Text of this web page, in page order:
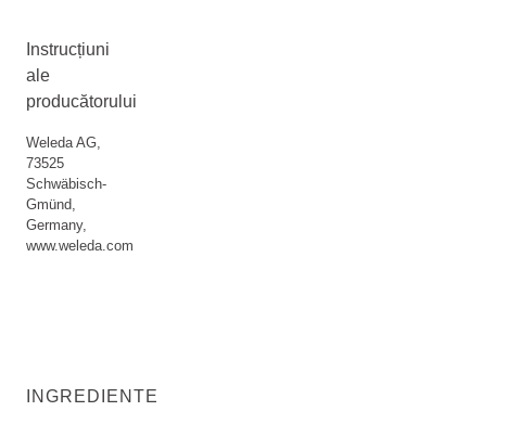
Instrucțiuni
ale
producătorului
Weleda AG,
73525
Schwäbisch-
Gmünd,
Germany,
www.weleda.com
INGREDIENTE